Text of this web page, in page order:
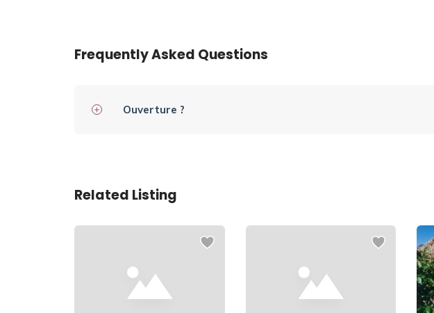
Frequently Asked Questions
Ouverture ?
Related Listing